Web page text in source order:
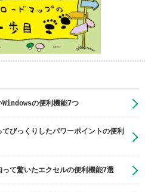
の便利機能7つ
びっくりしたパワーポイントの便利
て驚いたエクセルの便利機能7選